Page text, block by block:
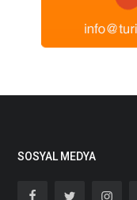
SOSYAL MEDYA